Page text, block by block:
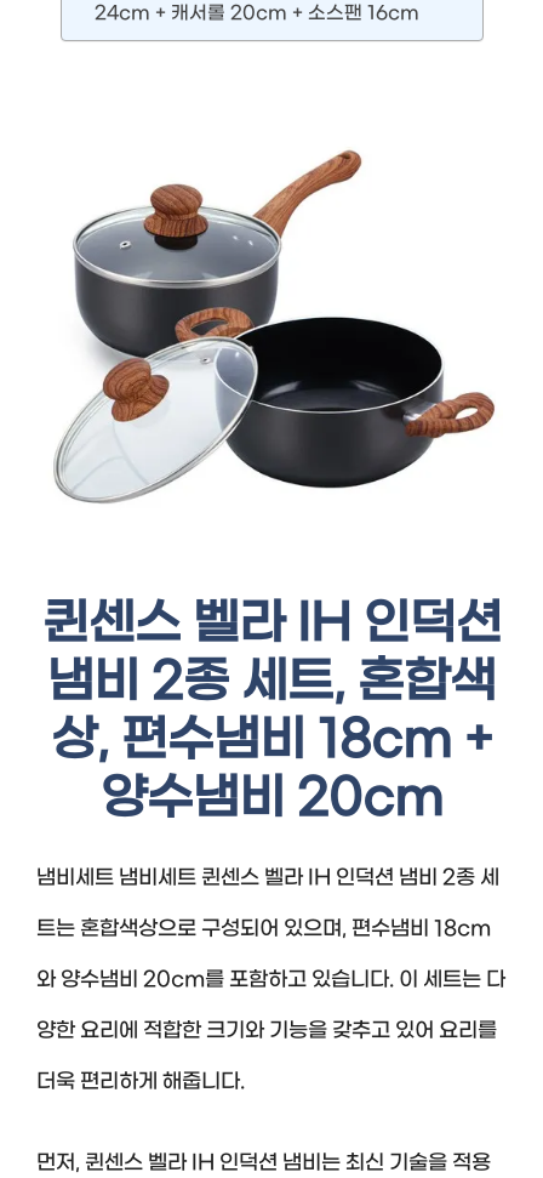
24cm + 캐서롤 20cm + 소스팬 16cm
퀸센스 벨라 IH 인덕션
냄비 2종 세트, 혼합색
상, 편수냄비 18cm +
양수냄비 20cm
냄비세트 냄비세트 퀸센스 벨라 IH 인덕션 냄비 2종 세
트는 혼합색상으로 구성되어 있으며, 편수냄비 18cm
와 양수냄비 20cm를 포함하고 있습니다. 이 세트는 다
양한 요리에 적합한 크기와 기능을 갖추고 있어 요리를
더욱 편리하게 해줍니다.
먼저, 퀸센스 벨라 IH 인덕션 냄비는 최신 기술을 적용